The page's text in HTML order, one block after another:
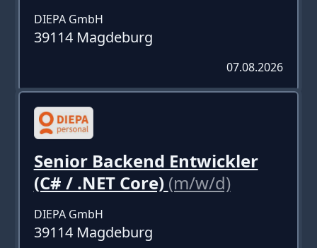
DIEPA GmbH
39114 Magdeburg
07.08.2026
Senior Backend Entwickler
(C# / .NET Core) (m/w/d)
DIEPA GmbH
39114 Magdeburg